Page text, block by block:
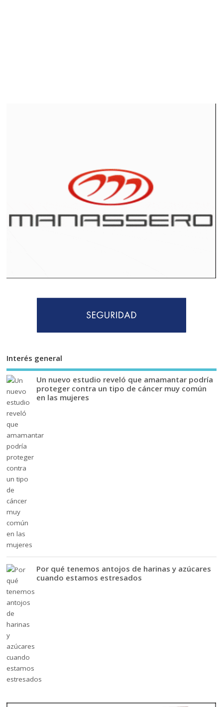
Interés general
Un nuevo estudio reveló que amamantar podría
proteger contra un tipo de cáncer muy común
en las mujeres
Por qué tenemos antojos de harinas y azúcares
cuando estamos estresados